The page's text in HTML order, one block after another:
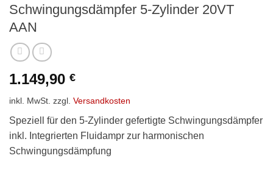
Schwingungsdämpfer 5-Zylinder 20VT
AAN
1.149,90 €
inkl. MwSt. zzgl. Versandkosten
Speziell für den 5-Zylinder gefertigte Schwingungsdämpfer
inkl. Integrierten Fluidampr zur harmonischen
Schwingungsdämpfung